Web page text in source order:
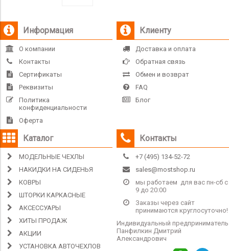
Информация
О компании
Контакты
Сертификаты
Реквизиты
Политика
конфиденциальности
Оферта
Клиенту
Доставка и оплата
Обратная связь
Обмен и возврат
FAQ
Блог
Каталог
МОДЕЛЬНЫЕ ЧЕХЛЫ
НАКИДКИ НА СИДЕНЬЯ
КОВРЫ
ШТОРКИ КАРКАСНЫЕ
АКСЕССУАРЫ
ХИТЫ ПРОДАЖ
АКЦИИ
УСТАНОВКА АВТОЧЕХЛОВ
Контакты
+7 (495) 134-52-72
sales@mostshop.ru
мы работаем для вас пн-сб с
9 до 20:00
Заказы через сайт
принимаются круглосуточно!
Индивидуальный предприниматель
Панфилкин Дмитрий
Александрович